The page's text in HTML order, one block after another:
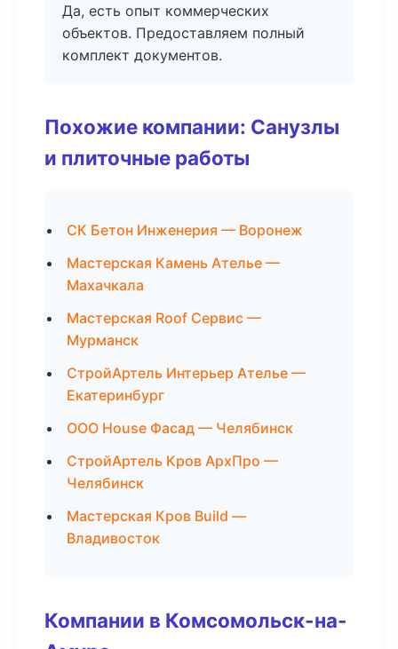
Да, есть опыт коммерческих
объектов. Предоставляем полный
комплект документов.
Похожие компании: Санузлы
и плиточные работы
СК Бетон Инженерия — Воронеж
Мастерская Камень Ателье —
Махачкала
Мастерская Roof Сервис —
Мурманск
СтройАртель Интерьер Ателье —
Екатеринбург
ООО House Фасад — Челябинск
СтройАртель Кров АрхПро —
Челябинск
Мастерская Кров Build —
Владивосток
Компании в Комсомольск-на-